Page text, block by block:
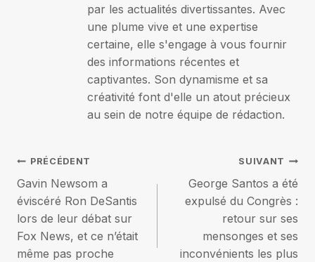
par les actualités divertissantes. Avec
une plume vive et une expertise
certaine, elle s'engage à vous fournir
des informations récentes et
captivantes. Son dynamisme et sa
créativité font d'elle un atout précieux
au sein de notre équipe de rédaction.
Navigation
de
l’article
PRÉCÉDENT
Gavin Newsom a
éviscéré Ron DeSantis
lors de leur débat sur
Fox News, et ce n’était
même pas proche
SUIVANT
George Santos a été
expulsé du Congrès :
retour sur ses
mensonges et ses
inconvénients les plus